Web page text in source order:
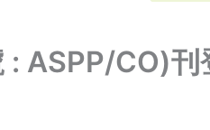
ASPP/CO)刊